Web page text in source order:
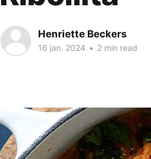
Henriette Beckers
16 jan. 2024 • 2 min read